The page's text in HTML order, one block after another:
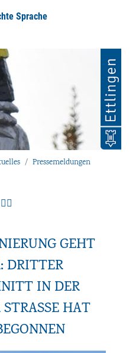
Sprache
Pressemeldungen
GEHT
DRITTER
IN DER
HAT H